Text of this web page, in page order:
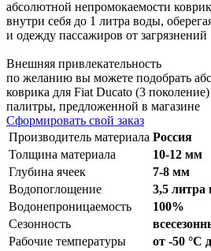
абсолютной непромокаемости
внутри себя до 1 литра воды,
и одежду пассажиров от загрязнений
Внешняя привлекательность
по желанию вы можете подобрать
коврика для Fiat Ducato (3
палитры, предложенной в магазине
Сформировать свой заказ
Производитель материала Россия
Толщина материала
10-12 мм
Глубина ячеек
7-8 мм
Водопоглощение
3,5 литра
Водонепроницаемость
100%
Сезонность
Рабочие температуры
от -50 °С